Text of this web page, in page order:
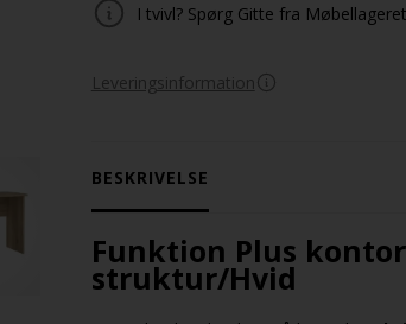
I tvivl? Spørg Gitte fra
Leveringsinformation
BESKRIVELSE
Funktion Plus
struktur/Hvid